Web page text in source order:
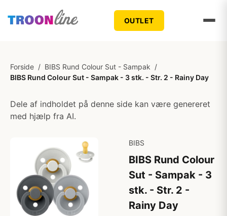
OUTLET
Forside / BIBS Rund Colour Sut - Sampak /
BIBS Rund Colour Sut - Sampak - 3 stk. - Str. 2 - Rainy Day
Dele af indholdet på denne side kan være genereret
med hjælp fra AI.
BIBS
BIBS Rund Colour
Sut - Sampak - 3
stk. - Str. 2 -
Rainy Day